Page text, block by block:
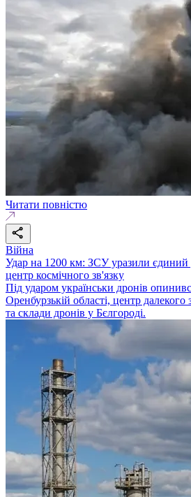
Читати повністю
Війна
Удар на 1200 км: ЗСУ уразили єдиний у
центр космічного зв'язку
Під ударом українськи дронів
Оренбурзькій області, центр
та склади дронів у Бєлгороді.